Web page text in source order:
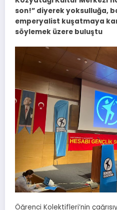
son!” diyerek yoksulluğa,
emperyalist kuşatmaya
söylemek üzere buluştu
Öğrenci Kolektifleri’nin